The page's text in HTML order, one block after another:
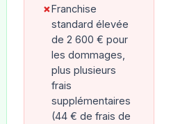
✗Franchise
standard élevée
de 2 600 € pour
les dommages,
plus plusieurs
frais
supplémentaires
(44 € de frais de